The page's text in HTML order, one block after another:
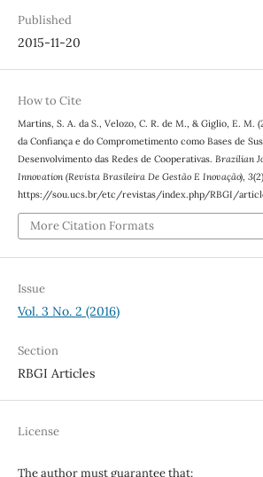
Published
2015-11-20
How to Cite
Martins, S. A. da S., Velozo, C. R. de M., & Giglio, E. M.
da Confiança e do Comprometimento como Bases de
Desenvolvimento das Redes de Cooperativas. Brazilian
Innovation (Revista Brasileira De Gestão E Inovação), 3
https://sou.ucs.br/etc/revistas/index.php/RBGI/
More Citation Formats
Issue
Vol. 3 No. 2 (2016)
Section
RBGI Articles
License
The author must guarantee that: